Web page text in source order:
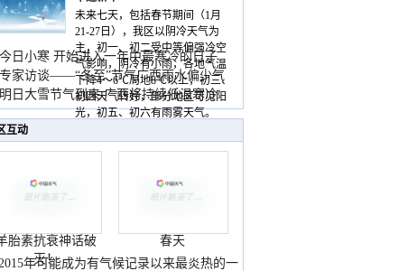
未来七天，包括春节期间（1月
21-27日），我区以阴冷天气为
主，初一、初二受中等偏强冷空
气影响，阴冷有小雨，各地气温
下降4～6℃局地8℃以上，初三、
初四天气转好，部分地区可见阳
光，初五、初六有雨雾天气。
今日小寒 开始进入一年中最寒冷的日子
专家访谈——“冬至”节气广西雨水偏少气
温低
明日大雪节气到来 广西将持续低温寒冷
天气
互动
胎素抗衰神话破
灭！
春天
年可能成为有气候记录以来最炎热的一